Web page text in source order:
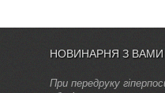
НОВИНАРНЯ З ВАМИ
При передруку